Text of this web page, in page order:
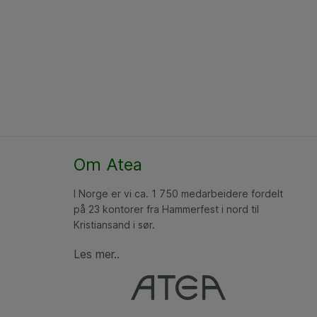
Om Atea
I Norge er vi ca. 1 750 medarbeidere fordelt
på 23 kontorer fra Hammerfest i nord til
Kristiansand i sør.
Les mer..